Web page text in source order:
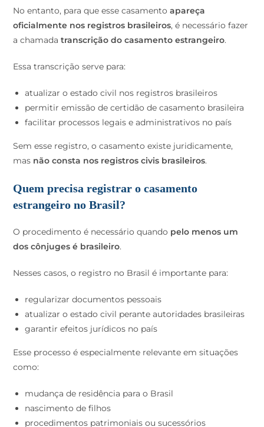
No entanto, para que esse casamentoapareça
oficialmente nos registros brasileiros, é necessário fazer
a chamadatranscrição do casamento estrangeiro.
Essa transcrição serve para:
atualizar o estado civil nos registros brasileiros
permitir emissão de certidão de casamento brasileira
facilitar processos legais e administrativos no país
Sem esse registro, o casamento existe juridicamente,
mas não consta nos registros civis brasileiros.
Quem precisa registrar o casamento
estrangeiro no Brasil?
O procedimento é necessário quando pelo menos um
dos cônjuges é brasileiro.
Nesses casos, o registro no Brasil é importante para:
regularizar documentos pessoais
atualizar o estado civil perante autoridades brasileiras
garantir efeitos jurídicos no país
Esse processo é especialmente relevante em situações
como:
mudança de residência para o Brasil
nascimento de filhos
procedimentos patrimoniais ou sucessórios